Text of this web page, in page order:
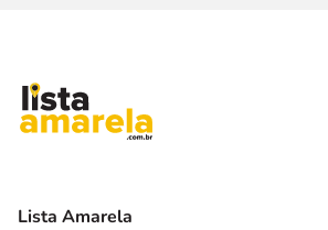
Lista Amarela